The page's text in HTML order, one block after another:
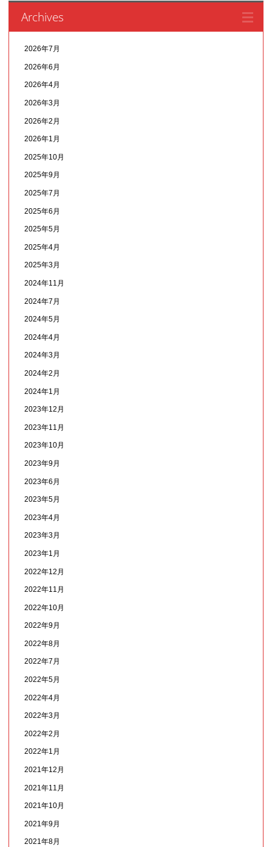
Archives
2026年7月
2026年6月
2026年4月
2026年3月
2026年2月
2026年1月
2025年10月
2025年9月
2025年7月
2025年6月
2025年5月
2025年4月
2025年3月
2024年11月
2024年7月
2024年5月
2024年4月
2024年3月
2024年2月
2024年1月
2023年12月
2023年11月
2023年10月
2023年9月
2023年6月
2023年5月
2023年4月
2023年3月
2023年1月
2022年12月
2022年11月
2022年10月
2022年9月
2022年8月
2022年7月
2022年5月
2022年4月
2022年3月
2022年2月
2022年1月
2021年12月
2021年11月
2021年10月
2021年9月
2021年8月